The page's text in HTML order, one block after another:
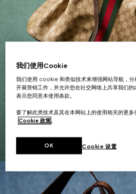
我们使用Cookie
我们使用 cookie 和类似技术来增强网站导航，分
开展营销工作，并允许您在社交网络上共享我们
表示您同意本使用条款。
要了解此类技术及其在本网站上的使用相关的更
Cookie 政策。
Cookie 设置
OK